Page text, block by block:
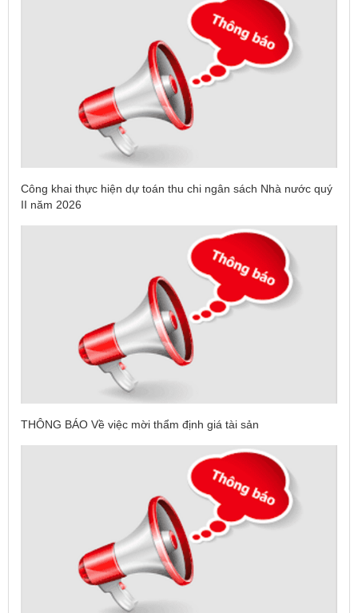
Công khai thực hiện dự toán thu chi ngân sách Nhà nước quý
II năm 2026
THÔNG BÁO Về việc mời thẩm định giá tài sản